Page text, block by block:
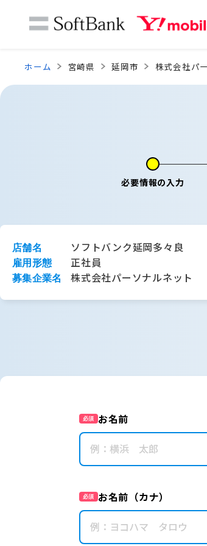
ホーム 宮崎県 延岡市 株式会社パ
必要情報の入力
店舗名 ソフトバンク延岡多々良
雇用形態 正社員
募集企業名 株式会社パーソナルネット
必須 お名前
必須 お名前（カナ）